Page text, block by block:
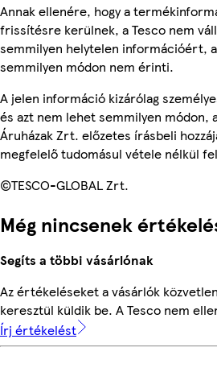
Annak ellenére, hogy a
frissítésre kerülnek, a Tesco nem
semmilyen helytelen információért,
semmilyen módon nem érinti.
A jelen információ kizárólag
és azt nem lehet semmilyen módon,
Áruházak Zrt. előzetes írásbeli
megfelelő tudomásul vétele nélkül
©TESCO-GLOBAL Zrt.
Még nincsenek
Segíts a többi vásárlónak
Az értékeléseket a vásárlók
keresztül küldik be. A Tesco nem
Írj értékelést